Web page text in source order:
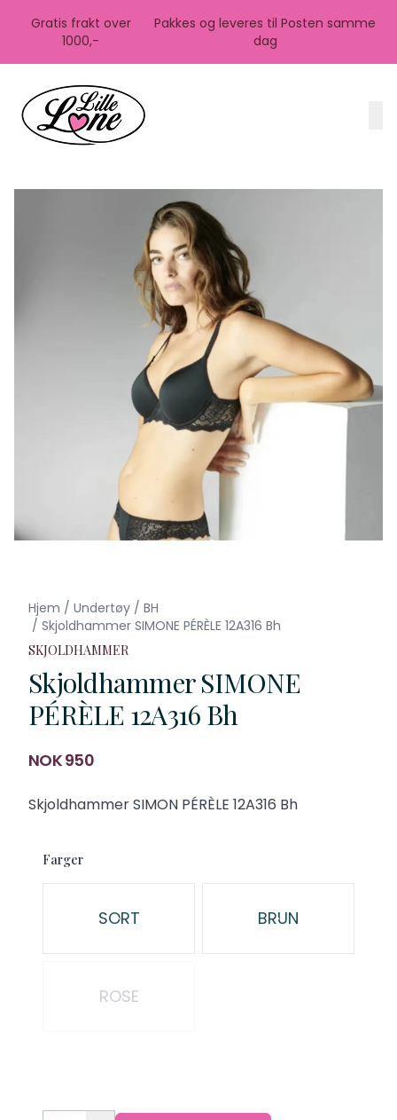
Gratis frakt over
1000,-
Pakkes og leveres til Posten samme
dag
Hjem / Undertøy / BH
/ Skjoldhammer SIMONE PÉRÈLE 12A316 Bh
SKJOLDHAMMER
Skjoldhammer SIMONE
PÉRÈLE 12A316 Bh
Produktdetaljer
NOK 950
Description
Skjoldhammer SIMON PÉRÈLE 12A316 Bh
Farger
Velg en Farger
SORT BRUN
ROSE